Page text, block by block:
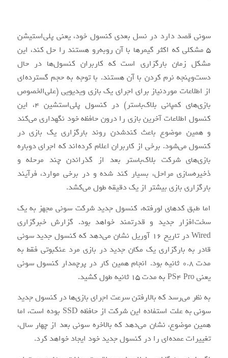
سونی قصد دارد در نسل بعدی کنسول خود، یعنی پلی‌استیشن
5 مشکلی که اکثر گیمرها با آن روبه‌رو هستند را حل کند، این
مشکل زمان بارگزاری است که کاربران کنسول‌ها در حال
دست‌و‌پنجه نرم کردن با آن هستند. با توجه به حجم گسترده‌ای
از اطلاعات موردنیاز برای اجرای یک بازی ویدیویی (علی‌الخصوص
بازی‌های کمپانی بلاک‌باستر) در کنسول پلی‌استشین 4، این
کنسول اطلاعات آخرین بازی را درون حافظه خود نگهداری می‌کند
و همین موضوع باعث کندشدن روند بارگزاری یک بازی در
کنسول می‌شود. برخی از کاربران اعلام کرده‌اند که اجرای دوباره
بازی‌های شرکت بلاک‌باستر بعد از گذراندن چند مرحله و
ذخیره‌سازی مراحل، بسیار کند شده و در برخی موارد، فرآیند
بارگزاری بازی بیشتر از یک دقیقه طول می‌کشد.
اما طبق کدهای لورفته، کنسول جدید شرکت سونی مجهز به یک
سخت‌افزار جدید و قدرتمند خواهد بود. گزارش خبرگزاری
Wired در تاریخ 16 آوریل نشان می‌دهد که کنسول جدید سونی
قادر به بارگزاری یک مکان جدید در بازی مرد عنکبوتی فقط به
مدت 0.8 ثانیه بود. انجام همین کار در پرچمدار کنسول سونی
یعنی PS4 Pro به مدت 15 ثانیه طول کشید.
به نظر می‌رسد که بالارفتن سرعت اجرای بازی‌ها در کنسول جدید
سونی به علت استفاده این شرکت از حافظه SSD بوده است، اما
همین موضوع، نشان می‌دهد که بالاخره سونی بعد از چهار سال،
تغییرات عمده‌ای را در کنسول جدید خود ایجاد خواهد کرد.